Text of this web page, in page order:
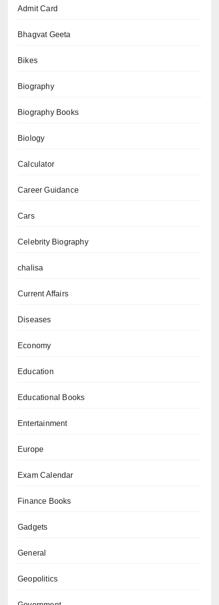
इस्लाम
this
of
into
Admit Card
Bhagvat Geeta
Bikes
Biography
Biography Books
Biology
Calculator
Career Guidance
Cars
Celebrity Biography
chalisa
Current Affairs
Diseases
Economy
Education
Educational Books
Entertainment
Europe
Exam Calendar
Finance Books
Gadgets
General
Geopolitics